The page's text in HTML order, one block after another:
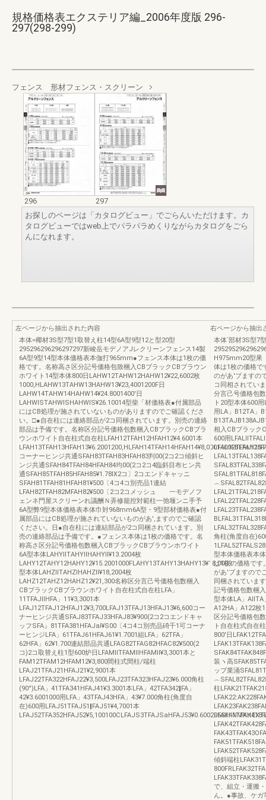
規格価格表エクステリア編_2006年度版 296-
297(298-299)
フェンス 形材フェンス・スクリーン
296
297
お探しのページは「カタログビュー」でごらんいただけます。カ
タログビューではweb上でパラパラめくりながらカタログをごら
んになれます。
左ページから抽出された内容
本体=椰材3S型7型1取替え柱14型6A型9型12と型20型
295296296296297297新峻岳モデノアJレクリーンフェンス14製
6A型9型14型本体価格表本伽打965mm●フェンス本体は1枚の価
格です。名称高さ区分記号価格包致梱入CBブラックCBブラウン
ホワイト14型本体800日LAHW12TAHW12HAHW12¥22,6002枚
1000,HLAHW13TAHW13HAHW13¥23,4001200F日
LAHW14TAHW14HAHW14¥24.8001400'日
LAHWlSTAHWlSHAHWlS¥26.10014型柴「材価格表●付属部品
にはCB処理が施されていないものがありますのでご確認くださ
い。□●自在柱には連絡部品が2コ同梱されています。別売の連絡
部品は予備です。名称区分記号価格包数梱入CBブラックCBブラ
ウンホワイト自在柱式自在柱LFAH12TFAH12HFAH12¥4.6001本
コーナーヒンジ共通SFAH83TFAH83HFAH83判00(2コ2コ傾斜ヒ
ンジ共通SFAH84TFAH84HFAH84均00(2コ2コ4臨斜目布ヒン共
通SFAH85TFAH85HFAH85¥1.78Ⅸ2コ〕2コエンドキャッニ
SFAH81TFAH81HFAH81¥500〔4コ4コ別売品1連結
LFAH82TFAH82MFAH82¥500〔2コ2コメッシュ 一モデノフ
ェンネ門屋スクリーンれ議酬Ｎ弄修籠控対範柱一弛堰ンニ手予
6A型弊9型本体価格表本体巾対968mm6A型・9型部材価格表●付
属部品にはCB処理が施されていないものがあ',ますのでご確認
ください。日●自在柱には連結部品が2コ同梱されています。別
売の連絡部品は予備です。●フェンス本体は1枚の価格です。名
称高さ区分記号価格包数梱入CBブラックCBブラウンホワイト
6A型本体LAHYllTAHYllHAHYll¥13.2004枚
LAHY12TAHY12HAHY12¥15.2001000FLAHY13TAHY13HAHY13¥18,0009
型本体LAHZllTAHZlHAHZll¥18,2004枚
LAHZ12TAHZ12HAHZ12¥21,300名称区分言己号価格包数梱入
CBブラックCBブラウンホワイト自在柱式自在柱LFA」
11TFAJllHFA」11¥3,3001本
LFAJ12TFAJ12HFAJ12¥3,700LFAJ13TFAJ13HFAJ13¥6,600コー
ナーヒンジ共通SFAJ83TFAJ33HFAJ83¥900(2コ2コエンドキャ
ッフSFA』81TFA381HFAJal¥S00〔4コ4コ別売品碕千1可コーナ
ーヒンジLFA」61TFAJ61HFAJ61¥1.7001組LFA」62TFA」
62HFA」62¥1.700連結部品共通LFAG82TFAG82HFAC82¥500(2
コ)2コ取替え柱1型600炉日LFAMllTFAMllHFAMll¥3,3001本と
FAM12TFAM12HFAM12¥3,800間柱式間柱/端柱
LFAJ21TFAJ21HFAJ21¥2,9001本
LFAJ22TFA322HFAJ22¥3,500LFAJ23TFA323HFAJ23¥6.000角柱
(90°)LFA」41TFA341HFAJ41¥3.3001本LFA」42TFA342‖FA」
42¥3.6001000用LFA」43TFAJ43HFA」43¥7.000角柱(角度自
在)600用LFAJ51TFAJ51‖FAJ51¥4,7001本
右ページから抽出
本体`部材3S型7
H975mm20型果
体は1枚の価格で
のがあ'ブますの
コ同相されてい
分言己号価格包
ト20型本体600
用LA」B12TA」
相入CBブラック
600用
角柱(角度自在
型本体価格表本
は1枚の価格です
があ'ブますので
同梱されていま
記号価格包数梱
型本体LA」AllTA
A12HA」A122枚
区分記号価格包
ト自在柱式自在
800'日
装ヽ高
ッブ業涌
柱
傾斜端柱
で、組立・運搬
ん。●事故、ケガ